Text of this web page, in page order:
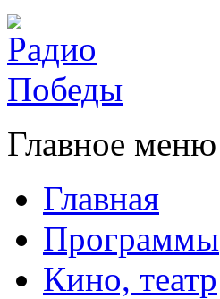
Главное меню
Главная
Программы
Кино, театр